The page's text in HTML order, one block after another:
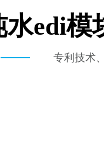
水edi模
专利技术